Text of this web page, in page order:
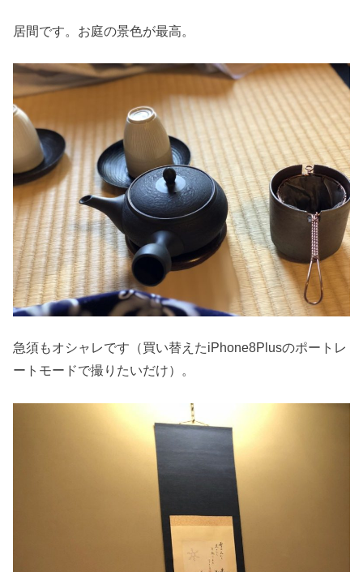
居間です。お庭の景色が最高。
急須もオシャレです（買い替えたiPhone8Plusのポートレ
ートモードで撮りたいだけ）。